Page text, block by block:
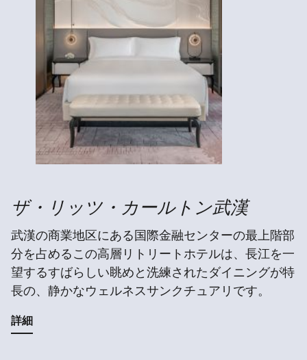
ザ・リッツ・カールトン武漢
武漢の商業地区にある国際金融センターの最上階部
分を占めるこの高層リトリートホテルは、長江を一
望するすばらしい眺めと洗練されたダイニングが特
長の、静かなウェルネスサンクチュアリです。
詳細